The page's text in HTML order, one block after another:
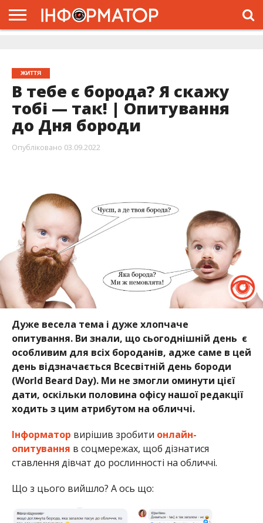
ЖИТТЯ
В тебе є борода? Я скажу
тобі — так! | Опитування
до Дня бороди
Опубліковано 03.09.2022
Дуже весела тема і дуже хлопчаче
опитування. Ви знали, що сьогоднішній день є
особливим для всіх бороданів, адже саме в цей
день відзначається Всесвітній день бороди
(World Beard Day). Ми не змогли оминути цієї
дати, оскільки половина офісу нашої редакції
ходить з цим атрибутом на обличчі.
Інформатор вирішив зробити онлайн-
опитування в соцмережах, щоб дізнатися
ставлення дівчат до рослинності на обличчі.
Що з цього вийшло? А ось що: